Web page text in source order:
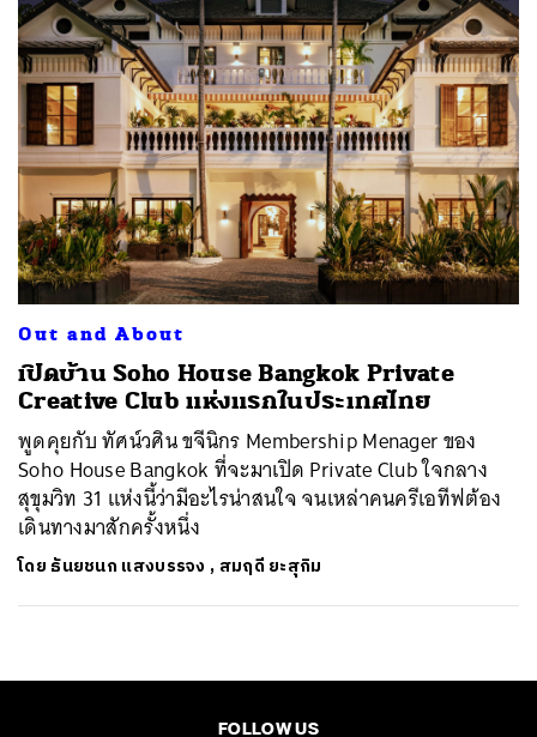
Out and About
เปิดบ้าน Soho House Bangkok Private
Creative Club แห่งแรกในประเทศไทย
พูดคุยกับ ทัศน์วศิน ขจีนิกร Membership Menager ของ
Soho House Bangkok ที่จะมาเปิด Private Club ใจกลาง
สุขุมวิท 31 แห่งนี้ว่ามีอะไรน่าสนใจ จนเหล่าคนครีเอทีฟต้อง
เดินทางมาสักครั้งหนึ่ง
โดย ธันยชนก แสงบรรจง , สมฤดี ยะสุกิม
FOLLOW US
ค้นหา
SHARE TWEET LINE EMAIL